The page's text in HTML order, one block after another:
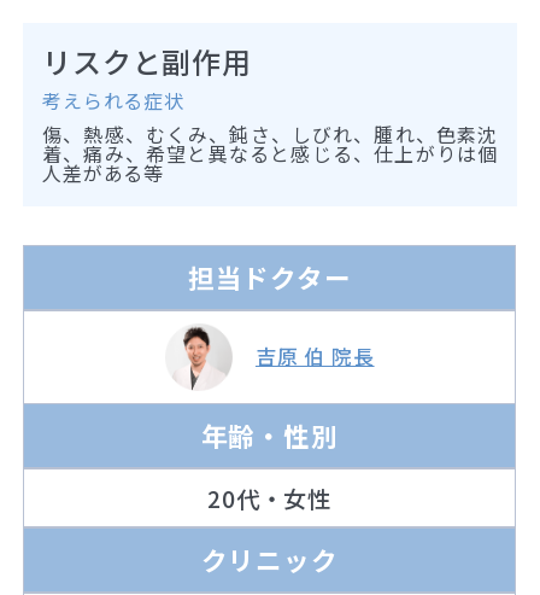
リスクと副作用
考えられる症状
傷、熱感、むくみ、鈍さ、しびれ、腫れ、色素沈
着、痛み、希望と異なると感じる、仕上がりは個
人差がある等
担当ドクター
吉原 伯 院長
年齢・性別
20代・女性
クリニック